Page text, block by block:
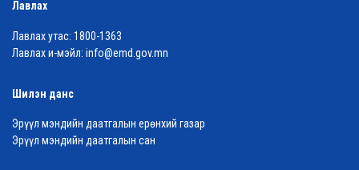
Лавлах
Лавлах утас: 1800-1363
Лавлах и-мэйл: info@emd.gov.mn
Шилэн данс
Эрүүл мэндийн даатгалын ерөнхий газар
Эрүүл мэндийн даатгалын сан